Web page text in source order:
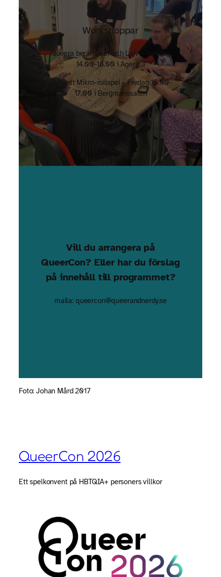
Workshoppar
Queera berättelser och Lajv – Torsdag
14.00-16.00 i Agera 3
Skriv ett Mikro-rollspel – Fredag 15.00-
17.00 i Bergmanssalen
Vill du arrangera på
QueerCon? Eller har du förslag
på innehåll till programmet?
maila: queercon@queerandnerdy.se
Foto: Johan Mård 2017
QueerCon 2026
Ett spelkonvent på HBTQIA+ personers villkor